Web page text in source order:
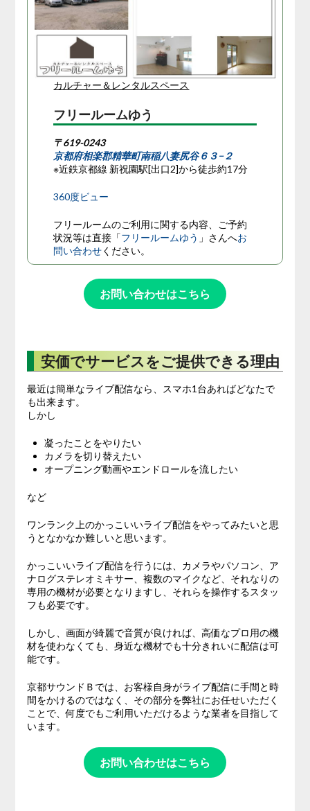
カルチャー＆レンタルスペース
フリールームゆう
〒619-0243
京都府相楽郡精華町南稲八妻尻谷６３−２
※近鉄京都線 新祝園駅[出口2]から徒歩約17分
360度ビュー
フリールームのご利用に関する内容、ご予約
状況等は直接「フリールームゆう 」さんへお
問い合わせください。
お問い合わせはこちら
安価でサービスをご提供できる理由
最近は簡単なライブ配信なら、スマホ1台あればどなたで
も出来ます。
しかし
凝ったことをやりたい
カメラを切り替えたい
オープニング動画やエンドロールを流したい
など
ワンランク上のかっこいいライブ配信をやってみたいと思
うとなかなか難しいと思います。
かっこいいライブ配信を行うには、カメラやパソコン、ア
ナログステレオミキサー、複数のマイクなど、それなりの
専用の機材が必要となりますし、それらを操作するスタッ
フも必要です。
しかし、画面が綺麗で音質が良ければ、高価なプロ用の機
材を使わなくても、身近な機材でも十分きれいに配信は可
能です。
京都サウンドＢでは、お客様自身がライブ配信に手間と時
間をかけるのではなく、その部分を弊社にお任せいただく
ことで、何度でもご利用いただけるような業者を目指して
います。
お問い合わせはこちら